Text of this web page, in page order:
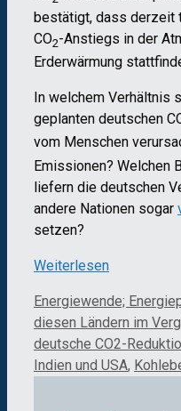
bestätigt, dass derzeit
CO2-Anstiegs in der
Erderwärmung
In welchem Verhältnis
geplanten deutschen
vom Menschen
Emissionen? Welchen
liefern die deutschen
andere Nationen sogar
setzen?
Weiterlesen
Kategorien
Energiewende;
diesen Ländern im
deutsche CO2-
Indien und USA,